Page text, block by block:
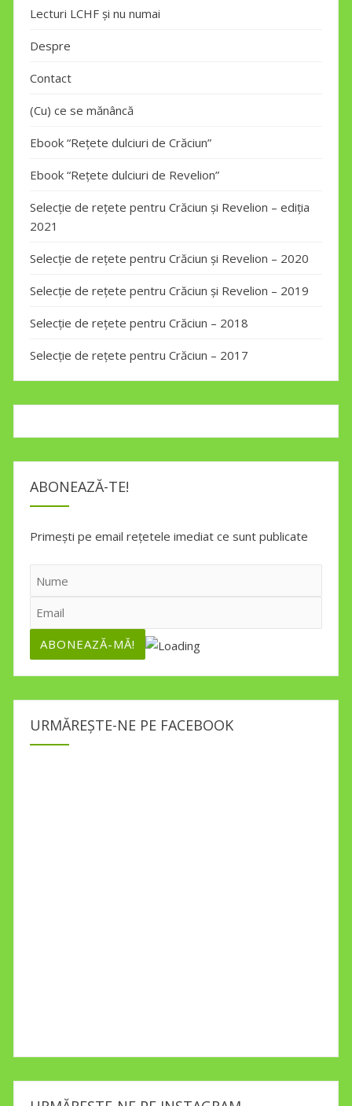
Lecturi LCHF și nu numai
Despre
Contact
(Cu) ce se mănâncă
Ebook “Rețete dulciuri de Crăciun”
Ebook “Rețete dulciuri de Revelion”
Selecție de rețete pentru Crăciun și Revelion – ediția
2021
Selecție de rețete pentru Crăciun și Revelion – 2020
Selecție de rețete pentru Crăciun și Revelion – 2019
Selecție de rețete pentru Crăciun – 2018
Selecție de rețete pentru Crăciun – 2017
ABONEAZĂ-TE!
Primești pe email rețetele imediat ce sunt publicate
URMĂREȘTE-NE PE FACEBOOK